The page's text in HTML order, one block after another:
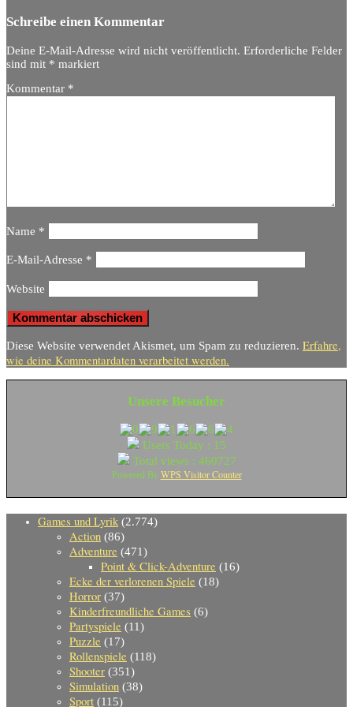
Schreibe einen Kommentar
Deine E-Mail-Adresse wird nicht veröffentlicht. Erforderliche Felder
sind mit * markiert
Kommentar *
Name *
E-Mail-Adresse *
Website
Diese Website verwendet Akismet, um Spam zu reduzieren. Erfahre,
wie deine Kommentardaten verarbeitet werden.
Unsere Besucher
Users Today : 15
Total views : 460727
Powered By WPS Visitor Counter
Games und Lyrik (2.774)
Action (86)
Adventure (471)
Point & Click-Adventure (16)
Ecke der verlorenen Spiele (18)
Horror (37)
Kinderfreundliche Games (6)
Partyspiele (11)
Puzzle (17)
Rollenspiele (118)
Shooter (351)
Simulation (38)
Sport (115)